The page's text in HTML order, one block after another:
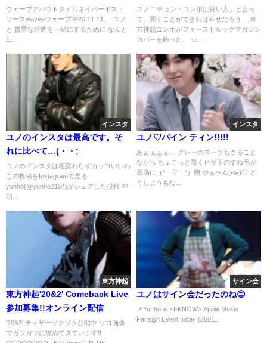
ウェーブアバウトタイムネイバーポスト
ソースwavveウェーブ2020.11.13。 ​ ユノ
と 貴重な時間を一緒にするために なんと
1,...
ユノ " 'チョン・ユンホは良い人」と言っ
て、聞くことができれば幸せだろう」 東
方神起ユンホがファーストルックマガジン
カバーを飾った。 シ...
インスタ
ユノのインスタは最高です。そ
れに比べて…(・・;
ユノのインスタは相変わらずカッコいいわ
この投稿をInstagramで見る
yunho(@yunho2154)がシェアした投稿 神
頭...
インスタ
ユノ♡パイン ティン!!!!!
あぁぁぁぁ… グレーのスーツもさること
ながら ちょこっと覗くヒザ下のすね毛が
最高に（*´▽｀*）萌 やぁ〜ん(•ө•)♡ ど
うしようもな...
東方神起
東方神起'20&2' Comeback Live
参加募集!!オンライン配信
'20&2' ティザーゾクゾク公開中 ソロ画像
でガツガツに攻めてきています!!
サイン会
ユノはサイン会だったのね😊
📌Yunho at <I-KNOW> Apple Music
Fansign Event today (2601...